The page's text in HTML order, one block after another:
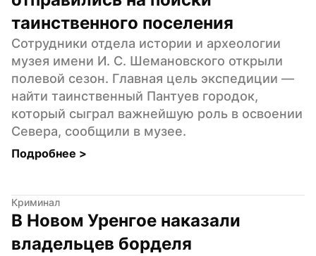
таинственного поселения
Сотрудники отдела истории и археологии
музея имени И. С. Шемановского открыли
полевой сезон. Главная цель экспедиции —
найти таинственный Пантуев городок,
который сыграл важнейшую роль в освоении
Севера, сообщили в музее.
Подробнее >
Криминал
В Новом Уренгое наказали
владельцев борделя